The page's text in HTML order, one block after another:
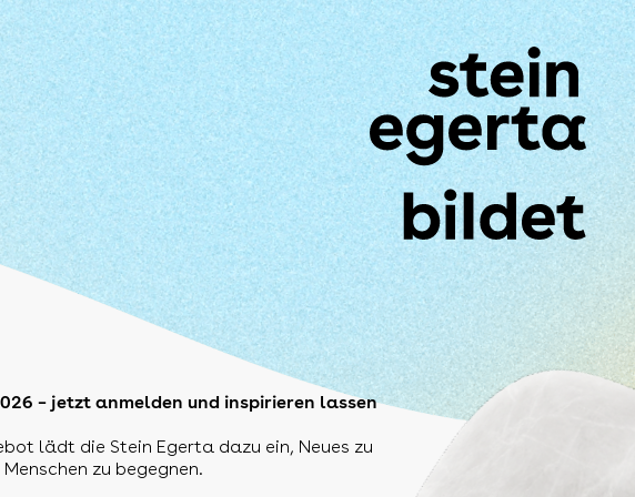
– jetzt anmelden und inspirieren lassen
lädt die Stein Egerta dazu ein, Neues zu
zu begegnen.